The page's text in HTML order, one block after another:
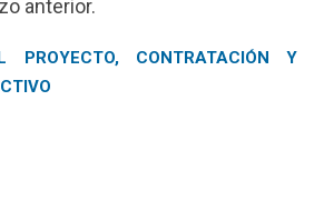
anterior.
PROYECTO, CONTRATACIÓN Y